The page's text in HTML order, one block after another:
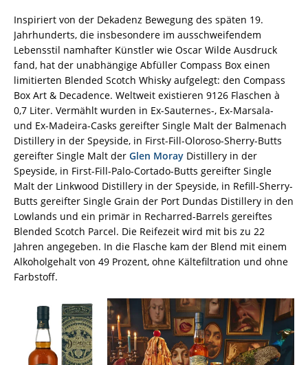
Inspiriert von der Dekadenz Bewegung des späten 19.
Jahrhunderts, die insbesondere im ausschweifendem
Lebensstil namhafter Künstler wie Oscar Wilde Ausdruck
fand, hat der unabhängige Abfüller Compass Box einen
limitierten Blended Scotch Whisky aufgelegt: den Compass
Box Art & Decadence. Weltweit existieren 9126 Flaschen à
0,7 Liter. Vermählt wurden in Ex-Sauternes-, Ex-Marsala-
und Ex-Madeira-Casks gereifter Single Malt der Balmenach
Distillery in der Speyside, in First-Fill-Oloroso-Sherry-Butts
gereifter Single Malt der Glen Moray Distillery in der
Speyside, in First-Fill-Palo-Cortado-Butts gereifter Single
Malt der Linkwood Distillery in der Speyside, in Refill-Sherry-
Butts gereifter Single Grain der Port Dundas Distillery in den
Lowlands und ein primär in Recharred-Barrels gereiftes
Blended Scotch Parcel. Die Reifezeit wird mit bis zu 22
Jahren angegeben. In die Flasche kam der Blend mit einem
Alkoholgehalt von 49 Prozent, ohne Kältefiltration und ohne
Farbstoff.